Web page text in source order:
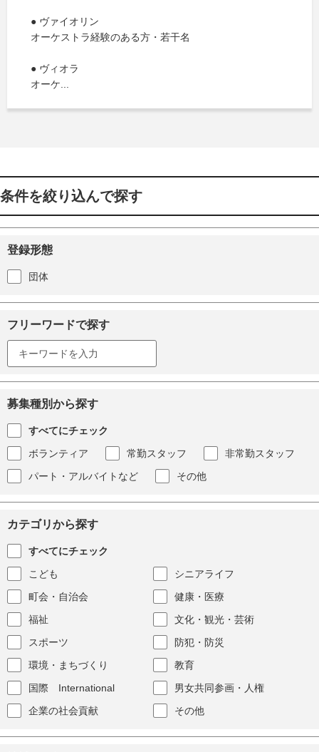
● ヴァイオリン
オーケストラ経験のある方・若干名
● ヴィオラ
オーケ...
条件を絞り込んで探す
登録形態
団体
フリーワードで探す
募集種別から探す
すべてにチェック
ボランティア
常勤スタッフ
非常勤スタッフ
パート・アルバイトなど
その他
カテゴリから探す
すべてにチェック
こども
シニアライフ
町会・自治会
健康・医療
福祉
文化・観光・芸術
スポーツ
防犯・防災
環境・まちづくり
教育
国際 International
男女共同参画・人権
企業の社会貢献
その他